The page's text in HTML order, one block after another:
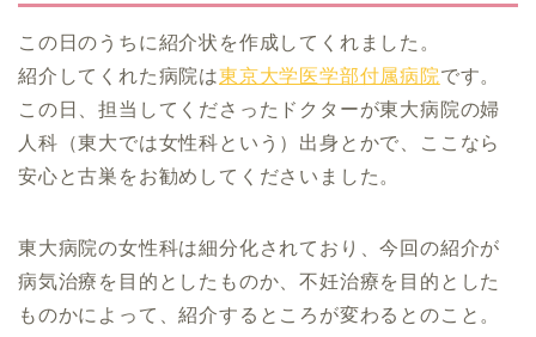
この日のうちに紹介状を作成してくれました。
紹介してくれた病院は東京大学医学部付属病院です。
この日、担当してくださったドクターが東大病院の婦
人科（東大では女性科という）出身とかで、ここなら
安心と古巣をお勧めしてくださいました。
東大病院の女性科は細分化されており、今回の紹介が
病気治療を目的としたものか、不妊治療を目的とした
ものかによって、紹介するところが変わるとのこと。